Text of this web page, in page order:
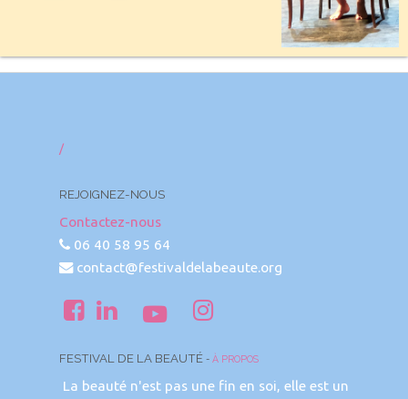
/
REJOIGNEZ-NOUS
Contactez-nous
06 40 58 95 64
contact@festivaldelabeaute.org
FESTIVAL DE LA BEAUTÉ - À PROPOS
La beauté n'est pas une fin en soi, elle est un